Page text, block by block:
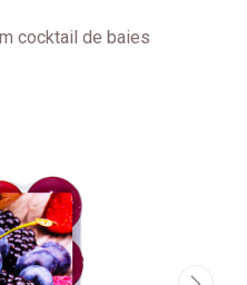
cocktail de baies